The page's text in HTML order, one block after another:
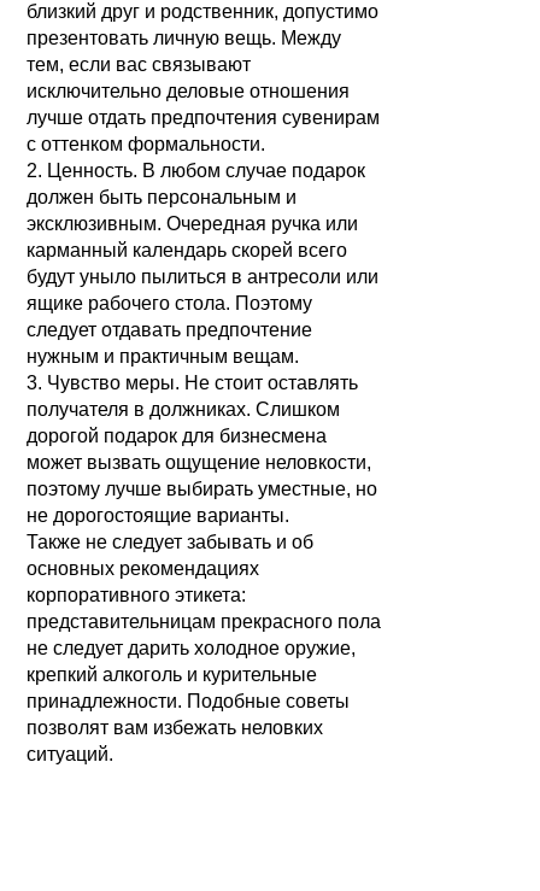
близкий друг и родственник, допустимо
презентовать личную вещь. Между
тем, если вас связывают
исключительно деловые отношения
лучше отдать предпочтения сувенирам
с оттенком формальности.
2. Ценность. В любом случае подарок
должен быть персональным и
эксклюзивным. Очередная ручка или
карманный календарь скорей всего
будут уныло пылиться в антресоли или
ящике рабочего стола. Поэтому
следует отдавать предпочтение
нужным и практичным вещам.
3. Чувство меры. Не стоит оставлять
получателя в должниках. Слишком
дорогой подарок для бизнесмена
может вызвать ощущение неловкости,
поэтому лучше выбирать уместные, но
не дорогостоящие варианты.
Также не следует забывать и об
основных рекомендациях
корпоративного этикета:
представительницам прекрасного пола
не следует дарить холодное оружие,
крепкий алкоголь и курительные
принадлежности. Подобные советы
позволят вам избежать неловких
ситуаций.